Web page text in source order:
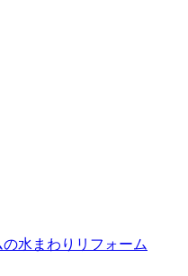
水まわりリフォーム